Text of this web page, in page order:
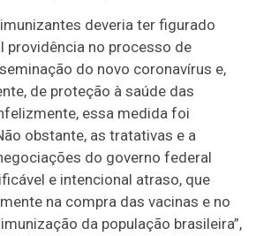
deveria ter figurado
providência no processo de
do novo coronavírus e,
de proteção à saúde das
essa medida foi
obstante, as tratativas e a
do governo federal
e intencional atraso, que
na compra das vacinas e no
da população brasileira”,